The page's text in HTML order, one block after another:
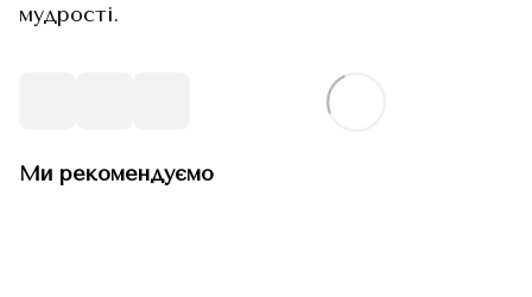
мудрості.
Ми рекомендуємо